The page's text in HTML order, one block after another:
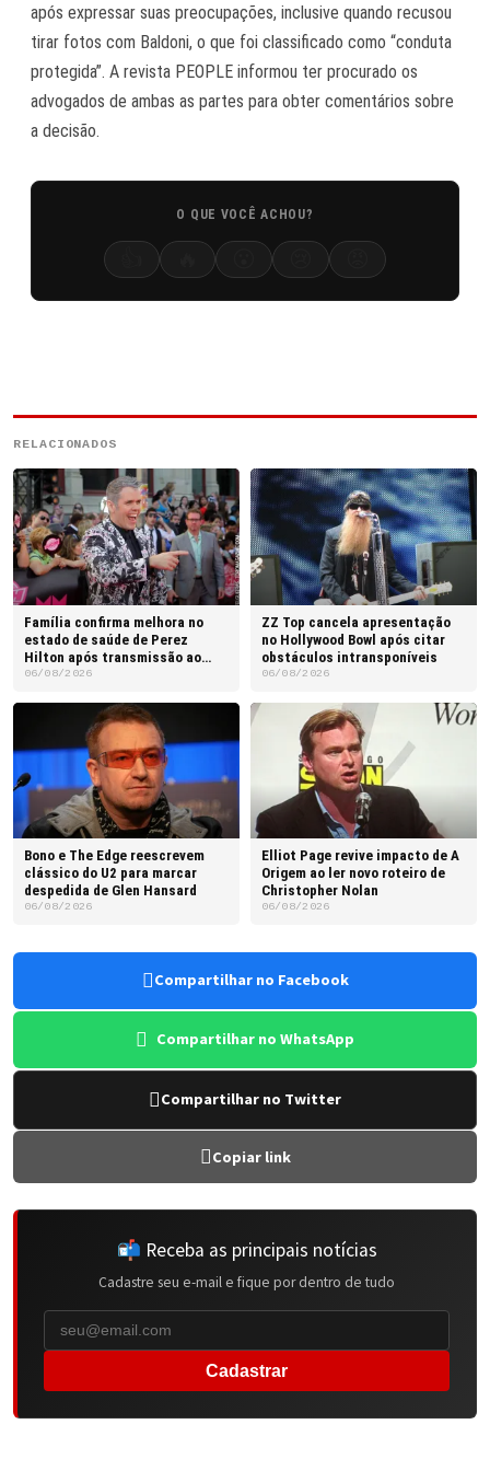
após expressar suas preocupações, inclusive quando recusou
tirar fotos com Baldoni, o que foi classificado como “conduta
protegida”. A revista PEOPLE informou ter procurado os
advogados de ambas as partes para obter comentários sobre
a decisão.
O QUE VOCÊ ACHOU?
RELACIONADOS
Família confirma melhora no
estado de saúde de Perez
Hilton após transmissão ao
vivo
06/08/2026
ZZ Top cancela apresentação
no Hollywood Bowl após citar
obstáculos intransponíveis
06/08/2026
Bono e The Edge reescrevem
clássico do U2 para marcar
despedida de Glen Hansard
06/08/2026
Elliot Page revive impacto de A
Origem ao ler novo roteiro de
Christopher Nolan
06/08/2026
Compartilhar no Facebook
Compartilhar no WhatsApp
Compartilhar no Twitter
Copiar link
📬 Receba as principais notícias
Cadastre seu e-mail e fique por dentro de tudo
Cadastrar